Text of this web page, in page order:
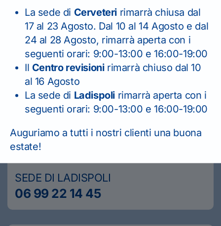
Scrivici o contattaci
telefonicamenteper
richiedere informazioni.
SEDE DI LADISPOLI
06 99 22 14 45
La sede di Cerveteri rimarrà chiusa dal
17 al 23 Agosto. Dal 10 al 14 Agosto e dal
24 al 28 Agosto, rimarrà aperta con i
seguenti orari: 9:00-13:00 e 16:00-19:00
Il Centro revisionirimarrà chiuso dal 10
al 16 Agosto
La sede di Ladispoli rimarrà aperta con i
seguenti orari: 9:00-13:00 e 16:00-19:00
Auguriamo a tutti i nostri clienti una buona
estate!